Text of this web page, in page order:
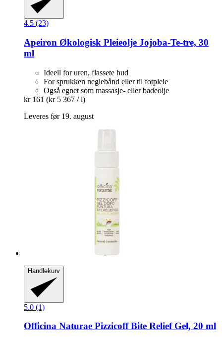
4.5 (23)
Apeiron Økologisk Pleieolje Jojoba-​Te-​tre, 30
ml
Ideell for uren, flassete hud
For sprukken neglebånd eller til fotpleie
Også egnet som massasje- eller badeolje
kr 161 (kr 5 367 / l)
Leveres før 19. august
Handlekurv
5.0 (1)
Officina Naturae Pizzicoff Bite Relief Gel, 20 ml